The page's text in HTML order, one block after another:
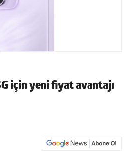
için yeni fiyat avantajı